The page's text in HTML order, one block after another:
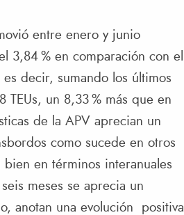
entre enero y junio
3,84 % en comparación con el
decir, sumando los últimos
un 8,33 % más que en
de la APV aprecian un
como sucede en otros
en términos interanuales
meses se aprecia un
anotan una evolución positiva